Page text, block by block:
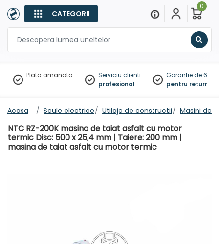
CATEGORII
0
Plata amanata
Serviciu clienti
profesional
Garantie de 60
pentru
Acasa Scule electrice Utilaje de constructii Masini de
NTC RZ-200K masina de taiat asfalt cu motor
termic Disc: 500 x 25,4 mm | Taiere: 200 mm |
masina de taiat asfalt cu motor termic